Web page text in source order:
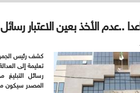
..عدم الأخذ بعين الاعتبار
كشف رئيس
تعليمة إلى
رسائل
المصدر سيكون